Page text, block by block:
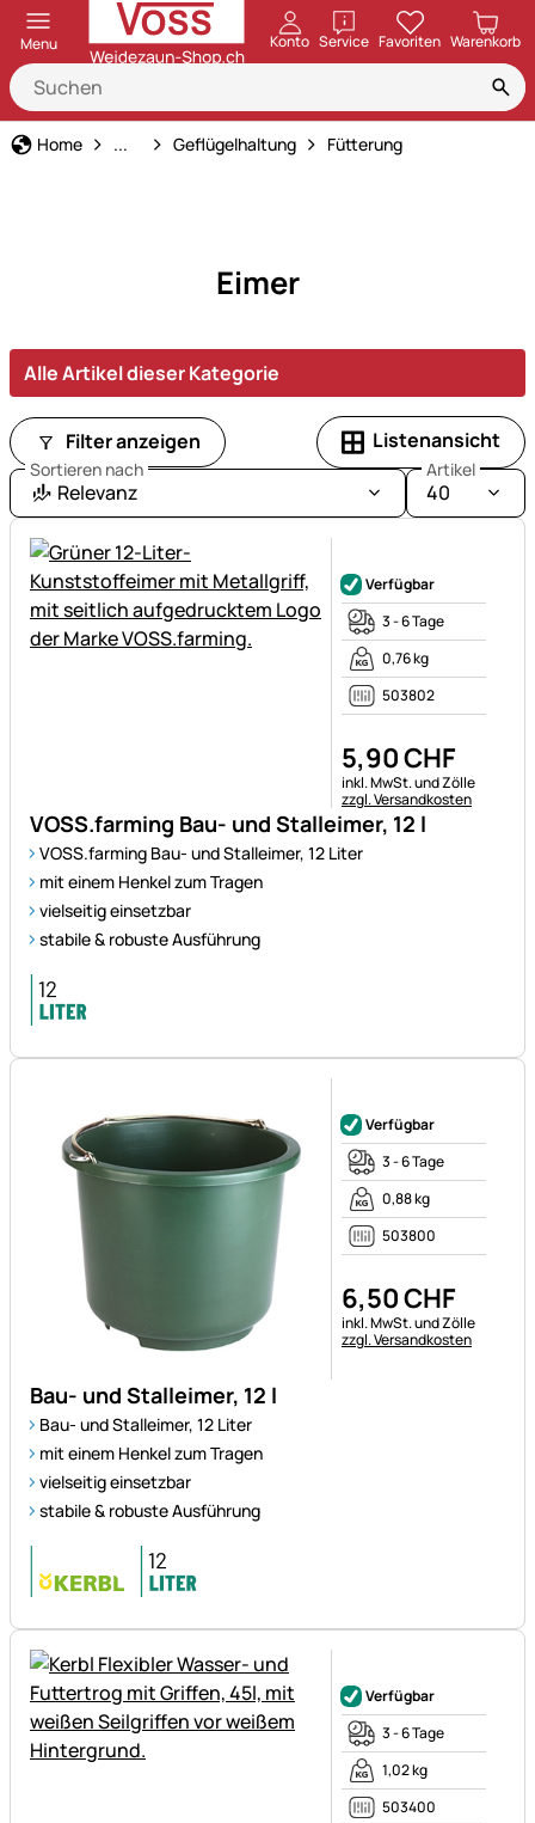
Menu Konto ServiceöffnenFavoriten Warenkorb
Home Tierbedarf
... Geflügelhaltung Fütterung
Eimer
Alle Artikel dieser Kategorie
Filter anzeigen Listenansicht
Sortieren nach
Relevanz
Artikel
40
VOSS.farming Bau- und Stalleimer, 12 l
VOSS.farming Bau- und Stalleimer, 12 Liter
mit einem Henkel zum Tragen
vielseitig einsetzbar
stabile & robuste Ausführung
Verfügbar
3 - 6 Tage
0,76 kg
503802
5,90CHF
Steuerhinweis:
inkl. MwSt. und Zölle
zzgl. Versandkosten
Bau- und Stalleimer, 12 l
Bau- und Stalleimer, 12 Liter
mit einem Henkel zum Tragen
vielseitig einsetzbar
stabile & robuste Ausführung
Verfügbar
3 - 6 Tage
0,88 kg
503800
6,50CHF
Steuerhinweis:
inkl. MwSt. und Zölle
zzgl. Versandkosten
Verfügbar
3 - 6 Tage
1,02 kg
503400